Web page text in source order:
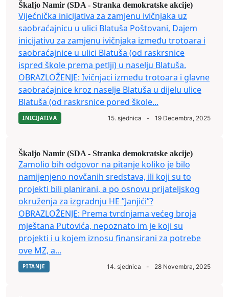
Škaljo Namir (SDA - Stranka demokratske akcije)
Vijećnička inicijativa za zamjenu ivičnjaka uz
saobraćajnicu u ulici Blatuša Poštovani, Dajem
inicijativu za zamjenu ivičnjaka između trotoara i
saobraćajnice u ulici Blatuša (od raskrsnice
ispred škole prema petlji) u naselju Blatuša.
OBRAZLOŽENJE: Ivičnjaci između trotoara i glavne
saobraćajnice kroz naselje Blatuša u dijelu ulice
Blatuša (od raskrsnice pored škole...
INICIJATIVA 15. sjednica - 19 Decembra, 2025
Škaljo Namir (SDA - Stranka demokratske akcije)
Zamolio bih odgovor na pitanje koliko je bilo
namijenjeno novčanih sredstava, ili koji su to
projekti bili planirani, a po osnovu prijateljskog
okruženja za izgradnju HE ”Janjići”?
OBRAZLOŽENJE: Prema tvrdnjama većeg broja
mještana Putovića, nepoznato im je koji su
projekti i u kojem iznosu finansirani za potrebe
ove MZ, a...
PITANJE 14. sjednica - 28 Novembra, 2025